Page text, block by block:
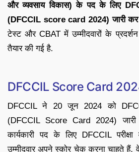
और व्यवसाय विकास) के पद के लिए
(DFCCIL score card 2024) जारी कर
टेस्ट और CBAT में उम्मीदवारों के
तैयार की गई है.
DFCCIL Score Card
DFCCIL ने 20 जून 2024 को
(DFCCIL Score Card 2024) जारी
कार्यकारी पद के लिए DFCCIL
उम्मीदवार अपने स्कोर चेक करना चाहते हैं,